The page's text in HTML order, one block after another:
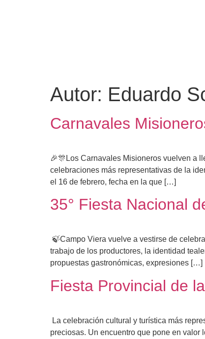
Autor: Eduardo
Carnavales
🎉🎊Los Carnavales Misioneros vuelven a
celebraciones más representativas de la
el 16 de febrero, fecha en la que […]
35° Fiesta Nacional
🍃Campo Viera vuelve a vestirse de
trabajo de los productores, la identidad
propuestas gastronómicas, expresiones […]
Fiesta Provincial de
La celebración cultural y turística más
preciosas. Un encuentro que pone en